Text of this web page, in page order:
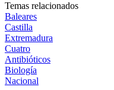
Temas relacionados
Baleares
Castilla
Extremadura
Cuatro
Antibióticos
Biología
Nacional